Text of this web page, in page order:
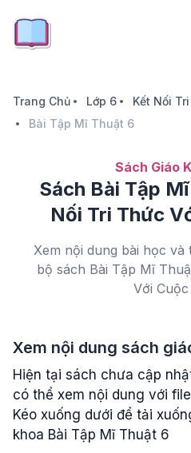
Trang Chủ Lớp 6
Kết Nối
Bài Tập Mĩ Thuật 6
Sách Giáo
Sách Bài Tập
Nối Tri Thức
Xem nội dung bài học
bộ sách Bài Tập Mĩ
Với
Xem nội dung sách
Hiện tại sách chưa cập
có thể xem nội dung với file
Kéo xuống dưới để tải
khoa Bài Tập Mĩ Thuật 6